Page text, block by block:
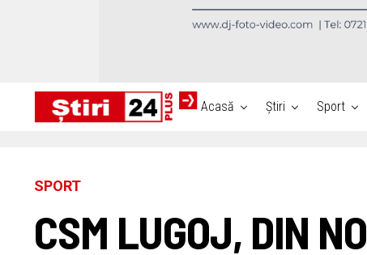
Acasă Știri Sport
SPORT
CSM LUGOJ, DIN